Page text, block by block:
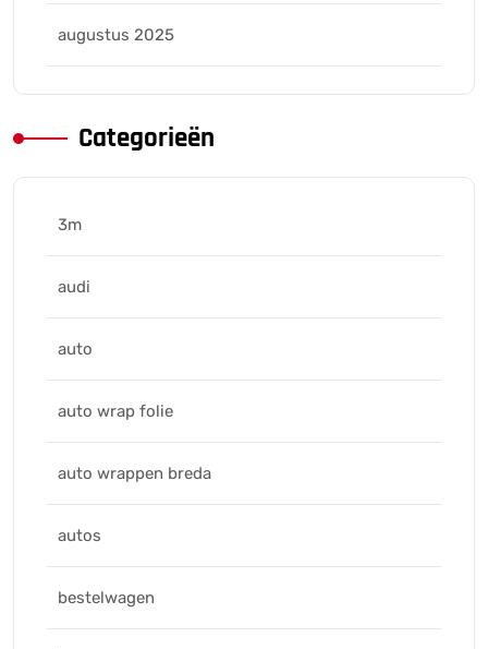
augustus 2025
Categorieën
3m
audi
auto
auto wrap folie
auto wrappen breda
autos
bestelwagen